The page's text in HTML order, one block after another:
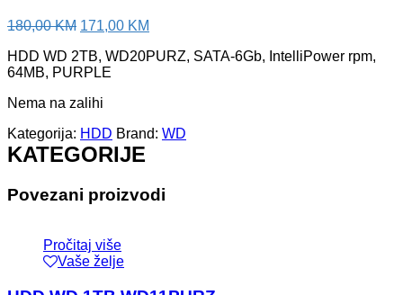
180,00KM 171,00 KM
HDD WD 2TB, WD20PURZ, SATA-6Gb, IntelliPower rpm,
64MB, PURPLE
Nema na zalihi
Kategorija: HDD Brand: WD
KATEGORIJE
Povezani proizvodi
Pročitaj više
Vaše želje